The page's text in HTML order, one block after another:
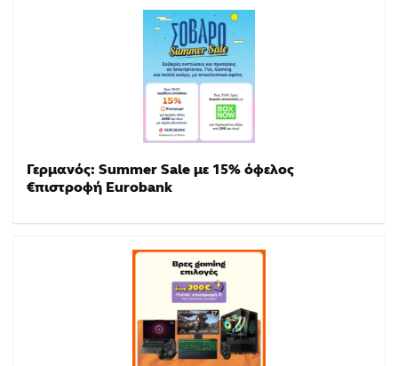
Γερμανός: Summer Sale με 15% όφελος
€πιστροφή Eurobank